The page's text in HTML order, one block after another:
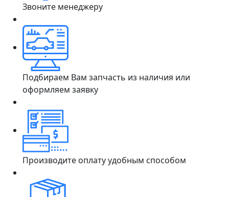
Звоните менеджеру
Подбираем Вам запчасть из наличия или
оформляем заявку
Производите оплату удобным способом